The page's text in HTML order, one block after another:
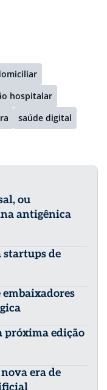
hospitalar
saúde digital
ou
antigênica
startups de
embaixadores
próxima edição
era de